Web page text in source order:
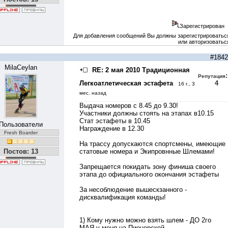
Зарегистрирован
Для добавления сообщений Вы должны
или
#1842
MilaCeylan
Fresh Boarder
Постов: 13
RE: 2 мая 2010 Традиционная
Легкоатлетическая эстафета
16 г., 3
мес. назад
Репутация:
4
Выдача номеров с 8.45 до 9.30!
Участники должны стоять на этапах в10.15
Стат эстафеты в 10.45
Награждение в 12.30
На трассу допускаются спортсмены, имеющие
статовые номера и Экипровнные Шлемами!
Запрещается покидать зону финиша своего
этапа до официального окончания эстафеты
За несоблюдение вышескзанного -
дисквалификация команды!
1) Кому нужно можно взять шлем - ДО 2го